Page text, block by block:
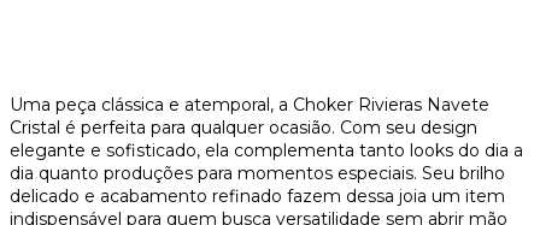
Uma peça clássica e atemporal, a Choker Rivieras Navete
Cristal é perfeita para qualquer ocasião. Com seu design
elegante e sofisticado, ela complementa tanto looks do dia a
dia quanto produções para momentos especiais. Seu brilho
delicado e acabamento refinado fazem dessa joia um item
indispensável para quem busca versatilidade sem abrir mão